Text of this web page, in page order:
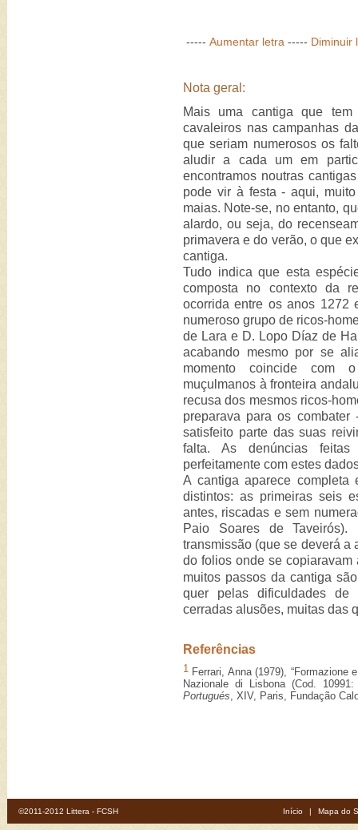
----- Aumentar letra ----- Diminuir
Nota geral:
Mais uma cantiga que tem
cavaleiros nas campanhas
que seriam numerosos os
aludir a cada um em
encontramos noutras
pode vir à festa - aqui,
maias. Note-se, no entanto,
alardo, ou seja, do
primavera e do verão, o que
cantiga.
Tudo indica que esta
composta no contexto da
ocorrida entre os anos 1272
numeroso grupo de ricos-
de Lara e D. Lopo Díaz de
acabando mesmo por se
momento coincide com
muçulmanos à fronteira
recusa dos mesmos ricos-
preparava para os
satisfeito parte das suas
falta. As denúncias feitas
perfeitamente com estes
A cantiga aparece
distintos: as primeiras seis
antes, riscadas e sem
Paio Soares de
transmissão (que se deverá a
do folios onde se
muitos passos da cantiga
quer pelas dificuldades de
cerradas alusões, muitas das
Referências
1 Ferrari, Anna (1979),
Nazionale di Lisbona (Cod.
Portugués, XIV, Paris, Fundação
©2011-2012 Littera - FCSH Início | Mapa do